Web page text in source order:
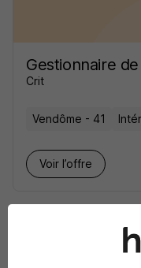
Gestionnaire
Crit
Vendôme - 41
Voir l’offre